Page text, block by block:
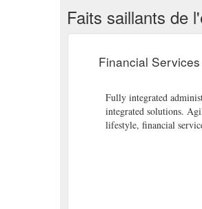
Faits saillants de
Financial
Fully integrated
integrated solutions.
lifestyle, financial